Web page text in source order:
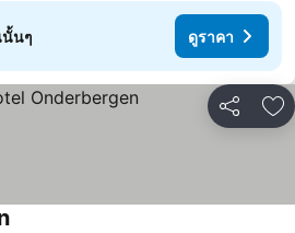
นั้นๆ ดูราคา
แชร์ เ